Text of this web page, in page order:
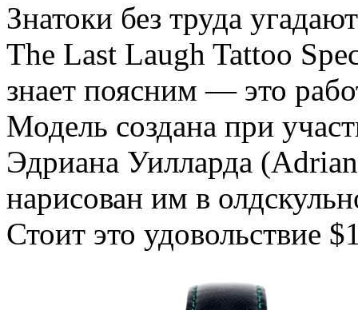
Знатоки без труда
The Last Laugh Tattoo
знает поясним — это
Модель создана при
Эдриана Уилларда
нарисован им в
Стоит это удовольствие